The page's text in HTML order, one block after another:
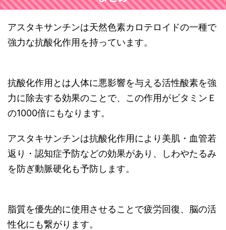
アスタキサンチンは天然色素カロテロイドの一種で
強力な抗酸化作用を持っています。
抗酸化作用とは人体に悪影響を与える活性酸素を強
力に除去する効果のことで、この作用がビタミンＥ
の1000倍にもなります。
アスタキサンチンは抗酸化作用により美肌・血管若
返り・認知症予防などの効果があり、しわやたるみ
を防ぎ動脈硬化も予防します。
脂質を優先的に使用させることで疲労回復、脳の活
性化にも繋がります。